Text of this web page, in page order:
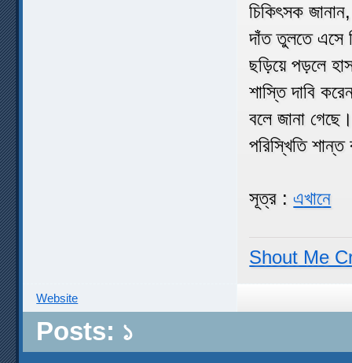
চিকিৎসক
দাঁত তুলতে এসে
ছড়িয়ে পড়লে
শাস্তি দাবি
বলে জানা
পরিস্খিতি
সূত্র :এখানে
Shout Me
Website
Posts: ১